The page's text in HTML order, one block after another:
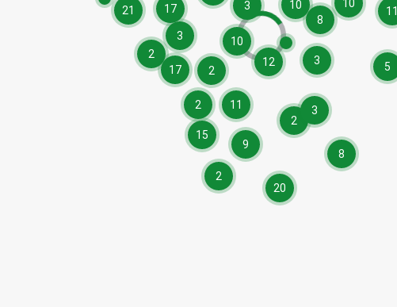
8
12
3
15
21
17
10
10
10
17
5
9
11
20
11
2
8
2
3
2
2
3
2 3